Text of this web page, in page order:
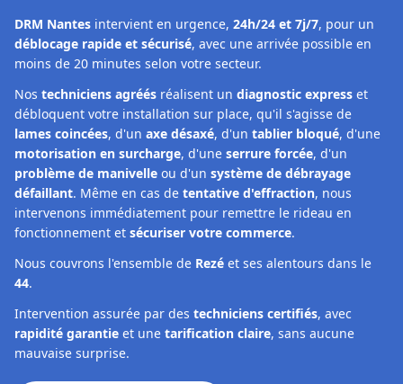
DRM Nantes intervient en urgence, 24h/24 et 7j/7, pour un
déblocage rapide et sécurisé, avec une arrivée possible en
moins de 20 minutes selon votre secteur.
Nos techniciens agréés réalisent un diagnostic express et
débloquent votre installation sur place, qu'il s'agisse de
lames coincées, d'un axe désaxé, d'un tablier bloqué, d'une
motorisation en surcharge, d'une serrure forcée, d'un
problème de manivelle ou d'un système de débrayage
défaillant. Même en cas de tentative d'effraction, nous
intervenons immédiatement pour remettre le rideau en
fonctionnement et sécuriser votre commerce.
Nous couvrons l'ensemble de Rezé et ses alentours dans le
44.
Intervention assurée par des techniciens certifiés, avec
rapidité garantie et une tarification claire, sans aucune
mauvaise surprise.